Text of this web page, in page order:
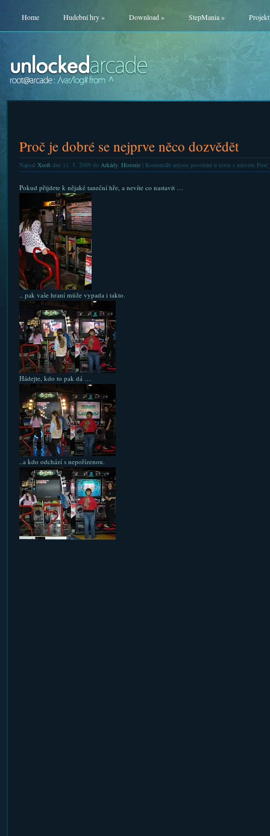
Home Hudební hry» Download» StepMania»
Proč je dobré se nejprve něco dozvědět
Napsal Xsoftdne 11. 5. 2009 do Arkády, Historie| Komentáře nejsou povolenéu textu s názvem Proč
Pokud přijdete k nějaké taneční hře, a nevíte co nastavit …
.. pak vaše hraní může vypada i takto.
Hádejte, kdo to pak dá …
..a kdo odchází s nepořízenou.